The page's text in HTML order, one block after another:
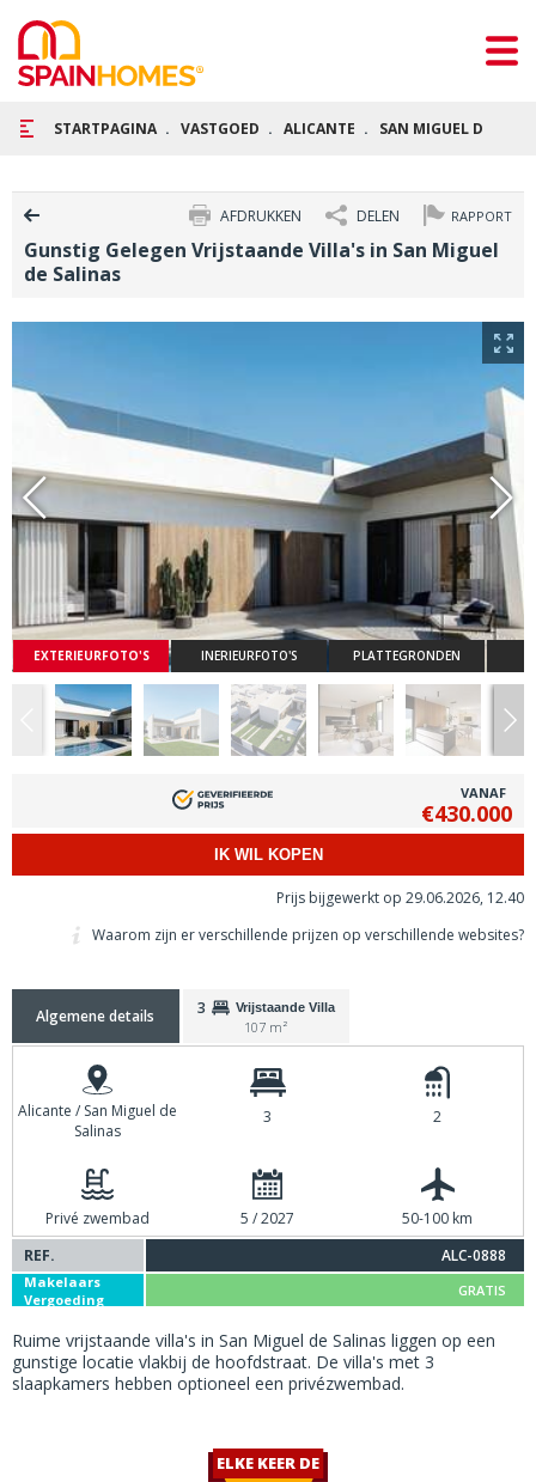
STARTPAGINA VASTGOED ALICANTE SAN MIGUEL DE
RAPPORT
DELEN
AFDRUKKEN
Gunstig Gelegen Vrijstaande Villa's in San Miguel
de Salinas
EXTERIEURFOTO'S INERIEURFOTO'S PLATTEGRONDEN
VANAF
€430.000
IK WIL KOPEN
Prijs bijgewerkt op 29.06.2026, 12.40
Waarom zijn er verschillende prijzen op verschillende websites?
Algemene details 3 Vrijstaande Villa
107 m²
Alicante / San Miguel de
Salinas
3 2
Privé zwembad 5 / 2027
50-100 km
REF.
ALC-0888
Makelaars
Vergoeding
GRATIS
Ruime vrijstaande villa's in San Miguel de Salinas liggen op een
gunstige locatie vlakbij de hoofdstraat. De villa's met 3
slaapkamers hebben optioneel een privézwembad.
ELKE KEER DE